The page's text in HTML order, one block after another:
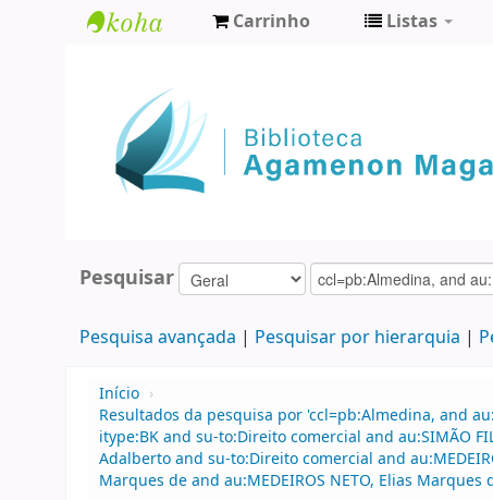
Agamenon
Magalhães
Carrinho Listas
Pesquisar
Pesquisa avançada Pesquisar por hierarquia
Início ›
Resultados da pesquisa por 'ccl=pb:Almedina, and
itype:BK and su-to:Direito comercial and au:SIMÃO
Adalberto and su-to:Direito comercial and
Marques de and au:MEDEIROS NETO, Elias